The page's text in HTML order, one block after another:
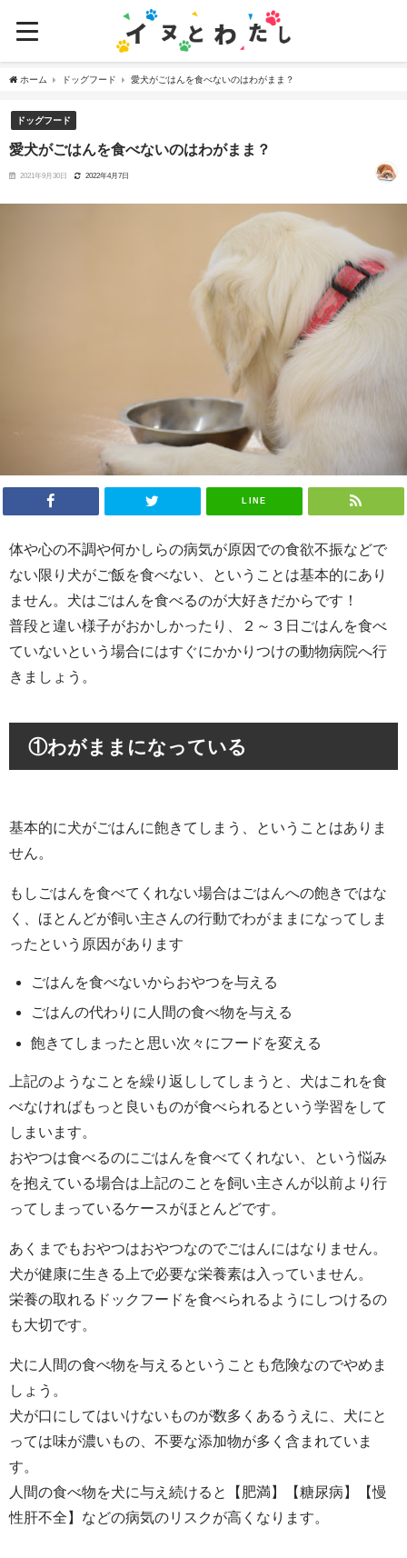
ホーム ドッグフード 愛犬がごはんを食べないのはわがまま？
ドッグフード
愛犬がごはんを食べないのはわがまま？
2021年9月30日 2022年4月7日
LINE
体や心の不調や何かしらの病気が原因での食欲不振などで
ない限り犬がご飯を食べない、ということは基本的にあり
ません。犬はごはんを食べるのが大好きだからです！
普段と違い様子がおかしかったり、２～３日ごはんを食べ
ていないという場合にはすぐにかかりつけの動物病院へ行
きましょう。
①わがままになっている
基本的に犬がごはんに飽きてしまう、ということはありま
せん。
もしごはんを食べてくれない場合はごはんへの飽きではな
く、ほとんどが飼い主さんの行動でわがままになってしま
ったという原因があります
ごはんを食べないからおやつを与える
ごはんの代わりに人間の食べ物を与える
飽きてしまったと思い次々にフードを変える
上記のようなことを繰り返ししてしまうと、犬はこれを食
べなければもっと良いものが食べられるという学習をして
しまいます。
おやつは食べるのにごはんを食べてくれない、という悩み
を抱えている場合は上記のことを飼い主さんが以前より行
ってしまっているケースがほとんどです。
あくまでもおやつはおやつなのでごはんにはなりません。
犬が健康に生きる上で必要な栄養素は入っていません。
栄養の取れるドックフードを食べられるようにしつけるの
も大切です。
犬に人間の食べ物を与えるということも危険なのでやめま
しょう。
犬が口にしてはいけないものが数多くあるうえに、犬にと
っては味が濃いもの、不要な添加物が多く含まれていま
す。
人間の食べ物を犬に与え続けると【肥満】【糖尿病】【慢
性肝不全】などの病気のリスクが高くなります。